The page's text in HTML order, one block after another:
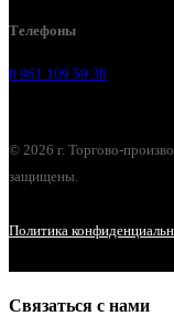
Телефоны
8 961 109 59 38
© 2026 г. Торгово-
защищены.
Политика
Связаться с нами